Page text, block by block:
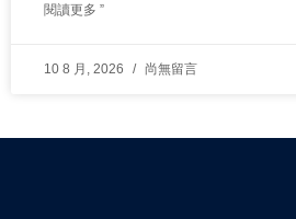
閱讀更多 ”
10 8 月, 2026 尚無留言